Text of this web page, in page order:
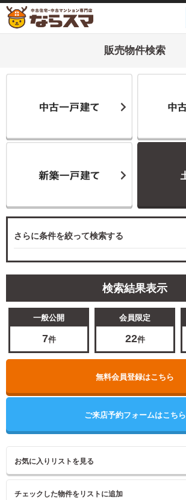
販売物件検索
さらに条件を絞って検索する
検索結果表示
一般公開
7件
会員限定
22件
無料会員登録はこちら
ご来店予約フォームはこちら
お気に入りリストを見る